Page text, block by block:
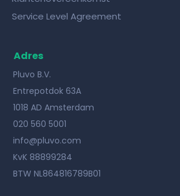
Service Level Agreement
Adres
Pluvo B.V.
Entrepotdok 63A
1018 AD Amsterdam
020 560 5001
info@pluvo.com
KvK 88899284
BTW NL864816789B01